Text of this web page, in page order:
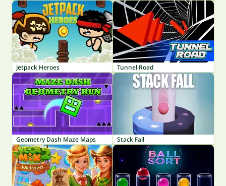
Jetpack Heroes Tunnel Road
Geometry Dash Maze Maps Stack Fall